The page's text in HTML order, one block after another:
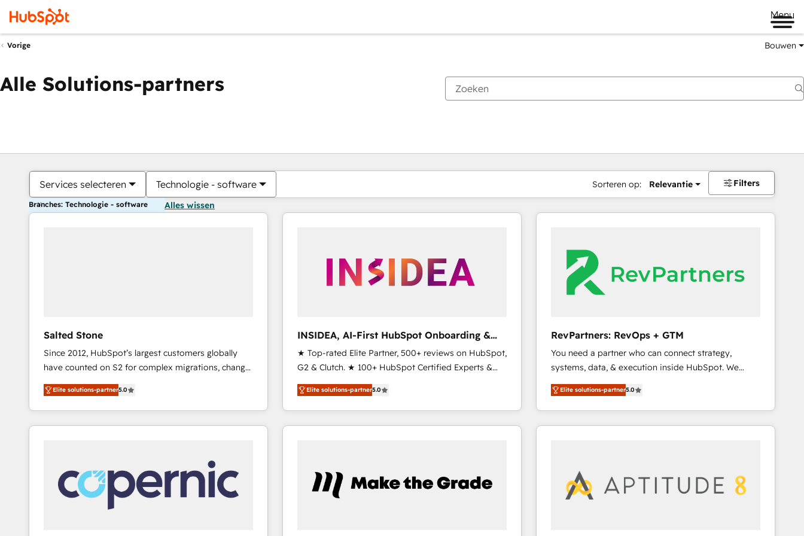
Menu
Vorige Bouwen
Alle Solutions-partners
Services selecteren Technologie - software Sorteren op: Relevantie Filters
Branches: Technologie - software Alles wissen
Salted Stone
Since 2012, HubSpot’s largest customers globally
have counted on S2 for complex migrations, change
management, systems integration, and creative
solutions that deliver measurable impact and
transform brand experiences As one of the few full-
service creative agencies in the HubSpot
regionalized HubSpot websites, integrated
marketing campaigns, & RevOps frameworks that
fuel long-term success We connect the entire
customer lifecycle through seamless integrations,
Elite solutions-partner5.0
INSIDEA, AI-First HubSpot Onboarding &
RevOps
★ Top-rated Elite Partner, 500+ reviews on HubSpot,
G2 & Clutch. ★ 100+ HubSpot Certified Experts &
Trainers across the team ★ 1,500+ implementations
across five continents ★ AI-First, RevOps-led,
Onboarding obsessed ★ Company of the Year
2024/25 INSIDEA helps growing companies turn
your time zone. What we do ➤ Onboarding: Live in
weeks, with workflows built around your business,
Elite solutions-partner5.0
RevPartners: RevOps + GTM
You need a partner who can connect strategy,
systems, data, & execution inside HubSpot. We
bridge the gap where most agencies fall short by
combining GTM strategy with technical execution to
solve the right problem with the right solution. As the
only firm in the world to hold Elite Partner
market execution. Why B2B Businesses Choose RP: -
Secure: Soc2 compliant 🛡️ - Pricing: Implementations
Elite solutions-partner5.0
Je bent momenteel opPagina
PaginaPaginaPaginaPaginaPaginaPaginaPaginaPaginaPaginaPagina